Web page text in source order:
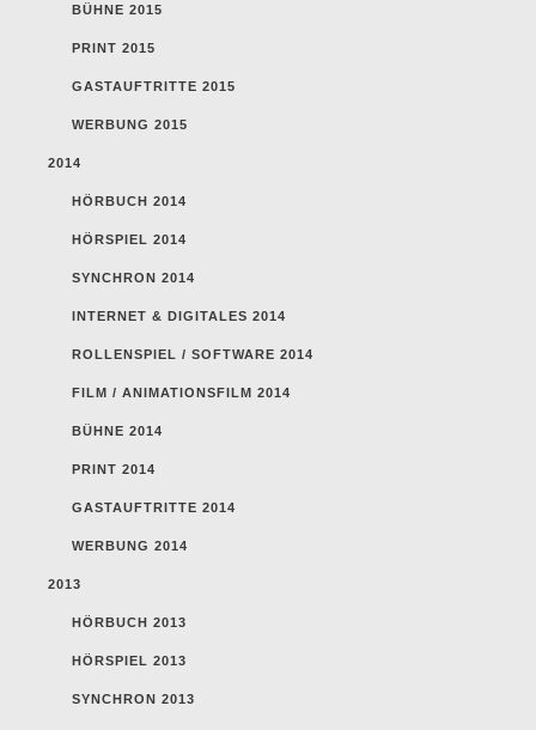
BÜHNE 2015
PRINT 2015
GASTAUFTRITTE 2015
WERBUNG 2015
2014
HÖRBUCH 2014
HÖRSPIEL 2014
SYNCHRON 2014
INTERNET & DIGITALES 2014
ROLLENSPIEL / SOFTWARE 2014
FILM / ANIMATIONSFILM 2014
BÜHNE 2014
PRINT 2014
GASTAUFTRITTE 2014
WERBUNG 2014
2013
HÖRBUCH 2013
HÖRSPIEL 2013
SYNCHRON 2013